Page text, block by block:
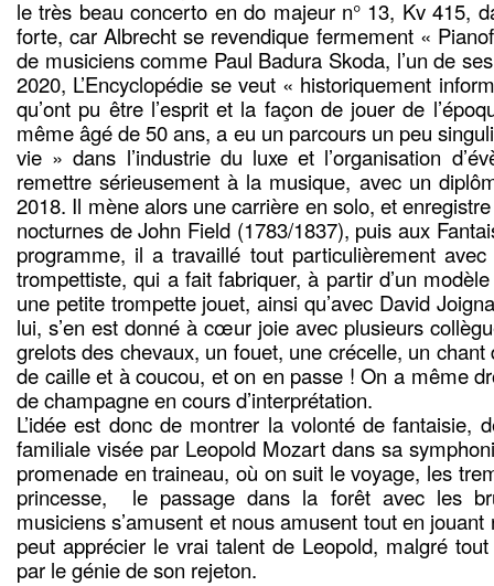
le très beau concerto en do majeur n° 13, Kv 415,
forte, car Albrecht se revendique fermement «
de musiciens comme Paul Badura Skoda, l’un de
2020, L’Encyclopédie se veut « historiquement
qu’ont pu être l’esprit et la façon de jouer de
même âgé de 50 ans, a eu un parcours un peu
vie » dans l’industrie du luxe et l’organisation
remettre sérieusement à la musique, avec un
2018. Il mène alors une carrière en solo, et
nocturnes de John Field (1783/1837), puis aux
programme, il a travaillé tout particulièrement
trompettiste, qui a fait fabriquer, à partir d’un
une petite trompette jouet, ainsi qu’avec David
lui, s’en est donné à cœur joie avec plusieurs
grelots des chevaux, un fouet, une crécelle, un
de caille et à coucou, et on en passe ! On a même
de champagne en cours d’interprétation.
L’idée est donc de montrer la volonté de fantaisie,
familiale visée par Leopold Mozart dans sa
promenade en traineau, où on suit le voyage, les
princesse, le passage dans la forêt avec les
musiciens s’amusent et nous amusent tout en
peut apprécier le vrai talent de Leopold, malgré
par le génie de son rejeton.